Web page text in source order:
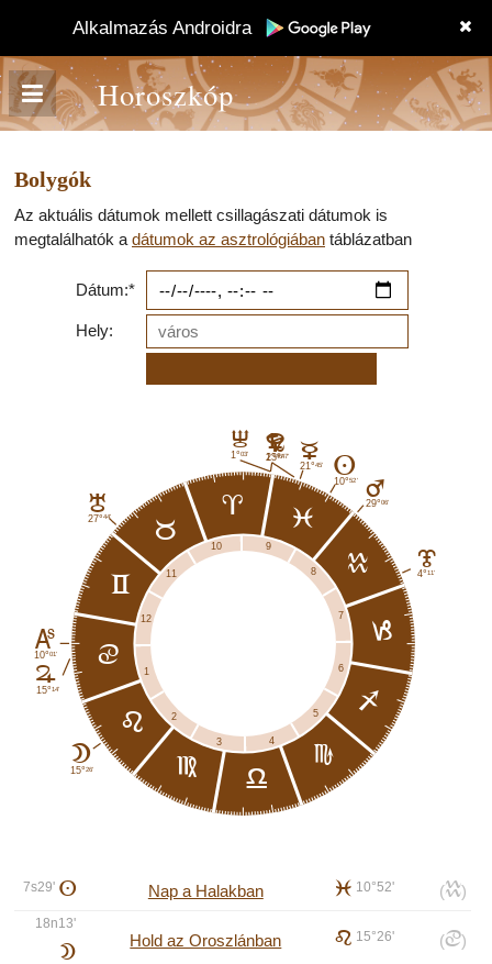
Alkalmazás Androidra
Horoszkóp
Bolygók
Az aktuális dátumok mellett csillagászati dátumok is
megtalálhatók a dátumok az asztrológiában táblázatban
Dátum:*
Hely:
G
1°46'
I
1°03'
a
10
b
11
H
27°44'
c
12
K
10°01' d
F
15°14'
1
e
B
15°26'
2
f
3
g
4
h
5 i
6
j
7
J
4°11'
k
8
E
29°06'
A
10°52'
l
C
21°45'
D
23°47'
9
7s29' A Nap a Halakban l 10°52' (k)
18n13'
B
Hold az Oroszlánban e 15°26' (d)